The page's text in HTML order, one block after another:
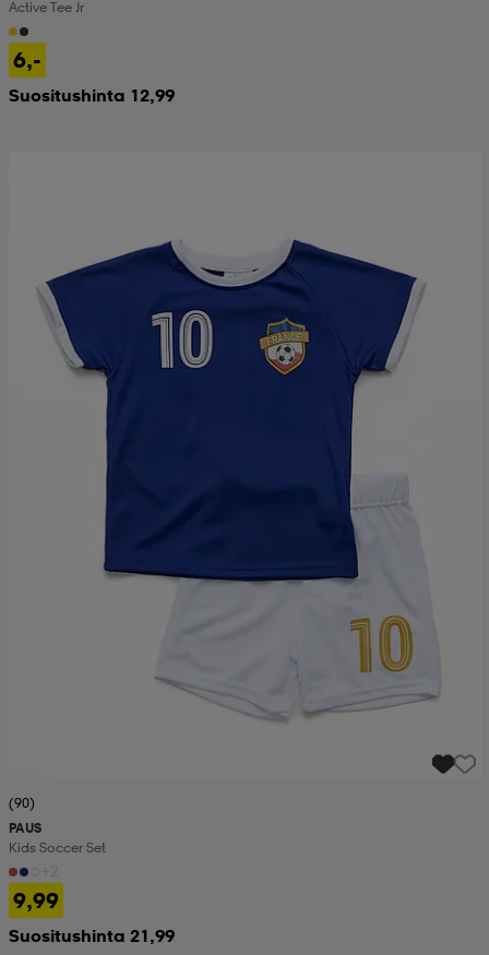
Active Tee Jr
6,-
Suositushinta 12,99
(90)
PAUS
Kids Soccer Set
9,99
Suositushinta 21,99